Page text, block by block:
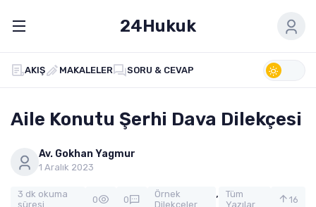
24Hukuk
AKIŞ MAKALELER SORU & CEVAP
Aile Konutu Şerhi Dava Dilekçesi
Av. Gokhan Yagmur
1 Aralık 2023
3 dk okuma
süresi
0 0
Örnek
Dilekçeler
,
Tüm
Yazılar
16